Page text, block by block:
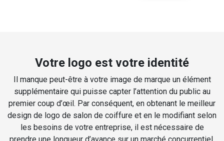
Votre logo est votre identité
Il manque peut-être à votre image de marque un élément
supplémentaire qui puisse capter l’attention du public au
premier coup d’œil. Par conséquent, en obtenant le meilleur
design de logo de salon de coiffure et en le modifiant selon
les besoins de votre entreprise, il est nécessaire de